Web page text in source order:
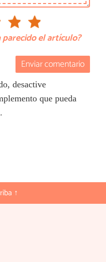
parecido el artículo?
Enviar comentario
desactive
que pueda
↑